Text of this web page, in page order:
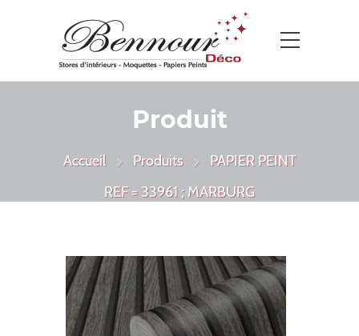
Produit
Accueil Produits
PAPIER PEINT
REF = 33961 ; MARBURG